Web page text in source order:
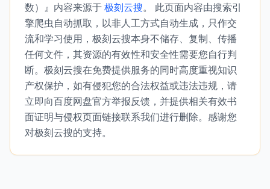
数）』内容来源于极刻云搜。 此页面内容由搜索引
擎爬虫自动抓取，以非人工方式自动生成，只作交
流和学习使用，极刻云搜本身不储存、复制、传播
任何文件，其资源的有效性和安全性需要您自行判
断。极刻云搜在免费提供服务的同时高度重视知识
产权保护，如有侵犯您的合法权益或违法违规，请
立即向百度网盘官方举报反馈，并提供相关有效书
面证明与侵权页面链接联系我们进行删除。感谢您
对极刻云搜的支持。